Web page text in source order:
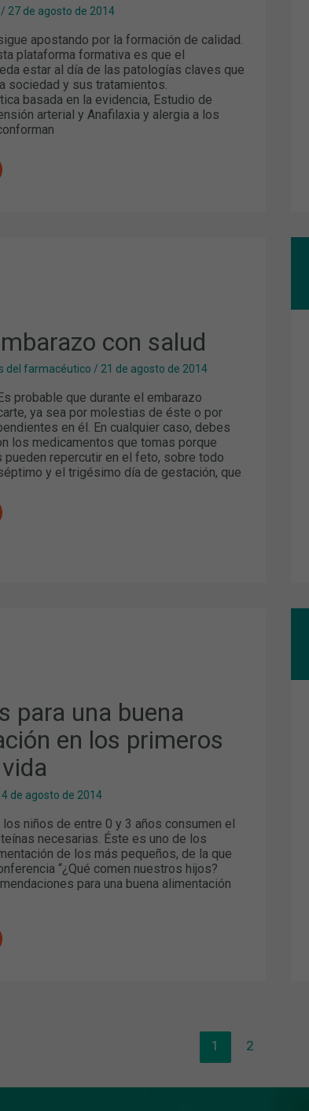
/ 27 de agosto de 2014
apostando por la formación de calidad.
plataforma formativa es que el
estar al día de las patologías claves que
sociedad y sus tratamientos.
basada en la evidencia, Estudio de
arterial y Anafilaxia y alergia a los
con salud
del farmacéutico / 21 de agosto de 2014
probable que durante el embarazo
ya sea por molestias de éste o por
en él. En cualquier caso, debes
los medicamentos que tomas porque
pueden repercutir en el feto, sobre todo
y el trigésimo día de gestación, que
para una buena
en los primeros
de agosto de 2014
niños de entre 0 y 3 años consumen el
necesarias. Éste es uno de los
de los más pequeños, de la que
“¿Qué comen nuestros hijos?
para una buena alimentación
1 2